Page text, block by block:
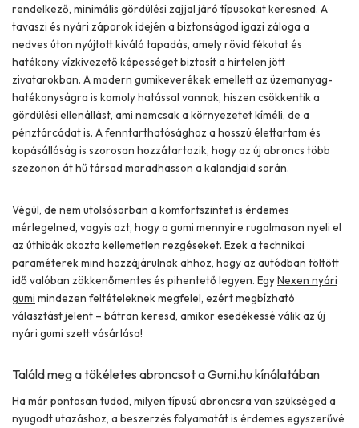
rendelkező, minimális gördülési zajjal járó típusokat keresned. A
tavaszi és nyári záporok idején a biztonságod igazi záloga a
nedves úton nyújtott kiváló tapadás, amely rövid fékutat és
hatékony vízkivezető képességet biztosít a hirtelen jött
zivatarokban. A modern gumikeverékek emellett az üzemanyag-
hatékonyságra is komoly hatással vannak, hiszen csökkentik a
gördülési ellenállást, ami nemcsak a környezetet kíméli, de a
pénztárcádat is. A fenntarthatósághoz a hosszú élettartam és
kopásállóság is szorosan hozzátartozik, hogy az új abroncs több
szezonon át hű társad maradhasson a kalandjaid során.
Végül, de nem utolsósorban a komfortszintet is érdemes
mérlegelned, vagyis azt, hogy a gumi mennyire rugalmasan nyeli el
az úthibák okozta kellemetlen rezgéseket. Ezek a technikai
paraméterek mind hozzájárulnak ahhoz, hogy az autódban töltött
idő valóban zökkenőmentes és pihentető legyen. EgyNexen nyári
gumi mindezen feltételeknek megfelel, ezért megbízható
választást jelent – bátran keresd, amikor esedékessé válik az új
nyári gumi szett vásárlása!
Találd meg a tökéletes abroncsot a Gumi.hu kínálatában
Ha már pontosan tudod, milyen típusú abroncsra van szükséged a
nyugodt utazáshoz, a beszerzés folyamatát is érdemes egyszerűvé